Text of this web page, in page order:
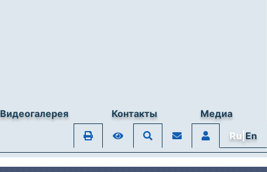
Видеогалерея Контакты
Медиа
Ru|En